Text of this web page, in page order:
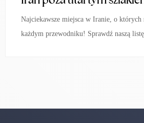
Najciekawsze miejsca w Iranie, o których
każdym przewodniku! Sprawdź naszą